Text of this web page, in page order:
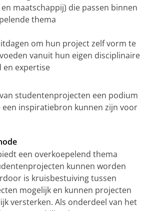
maatschappij) die passen binnen
thema
om hun project zelf vorm te
vanuit hun eigen disciplinaire
expertise
studentenprojecten een podium
een inspiratiebron kunnen zijn voor
een overkoepelend thema
kunnen worden
is kruisbestuiving tussen
mogelijk en kunnen projecten
versterken. Als onderdeel van het